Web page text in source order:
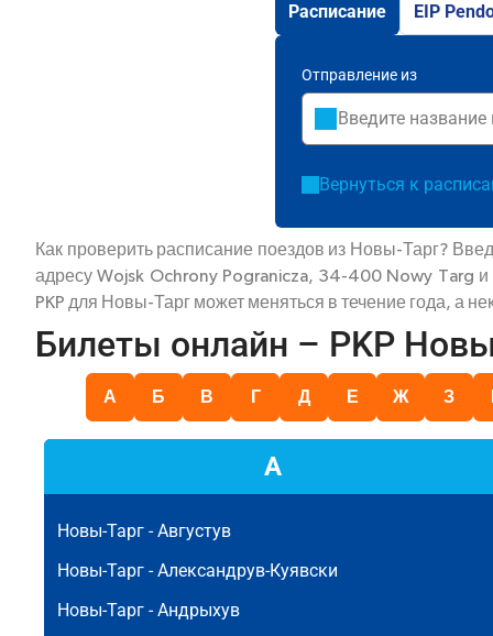
Расписание EIP
Отправление из
Вернуться к
Как проверить расписание поездов из Новы-Тарг?
адресу Wojsk Ochrony Pogranicza, 34-400 Nowy Targ
PKP для Новы-Тарг может меняться в течение года, а
Билеты онлайн – PKP
А Б В Г Д Е Ж З
А
Новы-Тарг -Августув
Новы-Тарг -Александрув-Куявски
Новы-Тарг -Андрыхув